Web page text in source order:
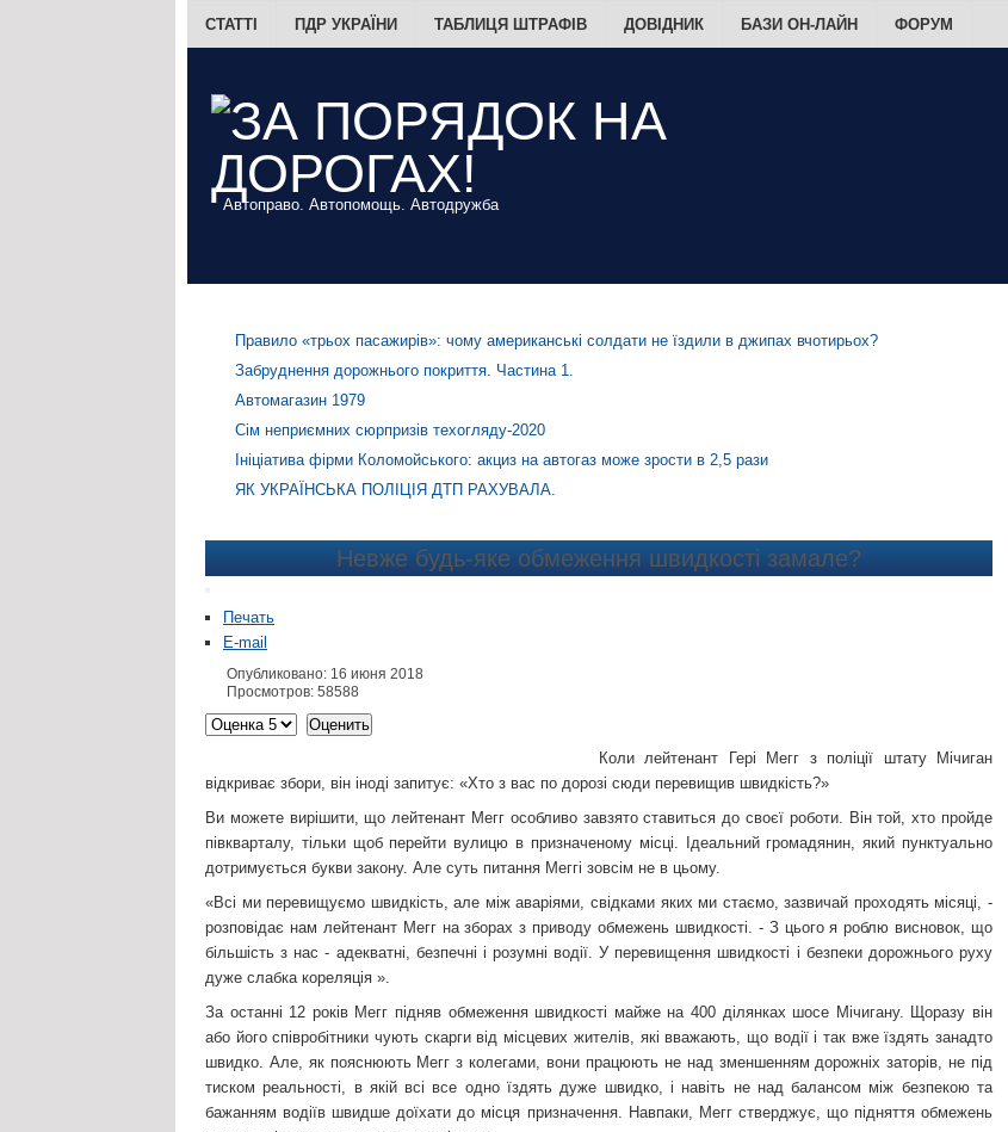
Автоправо. Автопомощь. Автодружба
СТАТТІ ПДР УКРАЇНИ ТАБЛИЦЯ ШТРАФІВ ДОВІДНИК БАЗИ ОН-ЛАЙН ФОРУМ
Правило «трьох пасажирів»: чому американські солдати не їздили в джипах вчотирьох?
Забруднення дорожнього покриття. Частина 1.
Автомагазин 1979
Сім неприємних сюрпризів техогляду-2020
Ініціатива фірми Коломойського: акциз на автогаз може зрости в 2,5 рази
ЯК УКРАЇНСЬКА ПОЛІЦІЯ ДТП РАХУВАЛА.
Невже будь-яке обмеження швидкості замале?
Печать
E-mail
Опубликовано: 16 июня 2018
Просмотров: 58588
Коли лейтенант Гері Мегг з поліції штату Мічиган
відкриває збори, він іноді запитує: «Хто з вас по дорозі сюди перевищив швидкість?»
Ви можете вирішити, що лейтенант Мегг особливо завзято ставиться до своєї роботи. Він той, хто пройде
півкварталу, тільки щоб перейти вулицю в призначеному місці. Ідеальний громадянин, який пунктуально
дотримується букви закону. Але суть питання Меггі зовсім не в цьому.
«Всі ми перевищуємо швидкість, але між аваріями, свідками яких ми стаємо, зазвичай проходять місяці, -
розповідає нам лейтенант Мегг на зборах з приводу обмежень швидкості. - З цього я роблю висновок, що
більшість з нас - адекватні, безпечні і розумні водії. У перевищення швидкості і безпеки дорожнього руху
дуже слабка кореляція ».
За останні 12 років Мегг підняв обмеження швидкості майже на 400 ділянках шосе Мічигану. Щоразу він
або його співробітники чують скарги від місцевих жителів, які вважають, що водії і так вже їздять занадто
швидко. Але, як пояснюють Мегг з колегами, вони працюють не над зменшенням дорожніх заторів, не під
тиском реальності, в якій всі все одно їздять дуже швидко, і навіть не над балансом між безпекою та
бажанням водіїв швидше доїхати до місця призначення. Навпаки, Мегг стверджує, що підняття обмежень